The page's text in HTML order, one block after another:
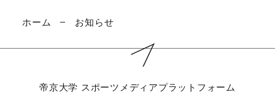
ホーム お知らせ
帝京大学 スポーツメディアプラットフォーム